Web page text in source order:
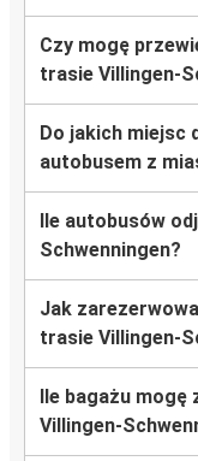
Czy mogę
trasie Villingen-
Do jakich miejsc
autobusem z
Ile autobusów
Schwenningen?
Jak
trasie Villingen-
Ile bagażu
Villingen-